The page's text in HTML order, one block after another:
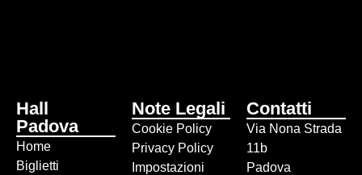
Hall
Padova
Home
Biglietti
Note Legali
Cookie Policy
Privacy Policy
Impostazioni
Contatti
Via Nona Strada
11b
Padova